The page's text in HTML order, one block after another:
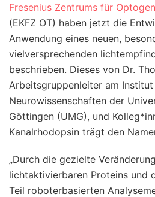
Fresenius Zentrums für
(EKFZ OT) haben jetzt die
Anwendung eines neuen,
vielversprechenden
beschrieben. Dieses von Dr.
Arbeitsgruppenleiter am
Neurowissenschaften der
Göttingen (UMG), und
Kanalrhodopsin trägt den
„Durch die gezielte
lichtaktivierbaren Proteins und
Teil roboterbasierten